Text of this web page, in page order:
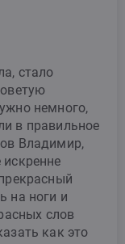
стало
немного,
в правильное
Владимир,
на ноги и
слов
как это